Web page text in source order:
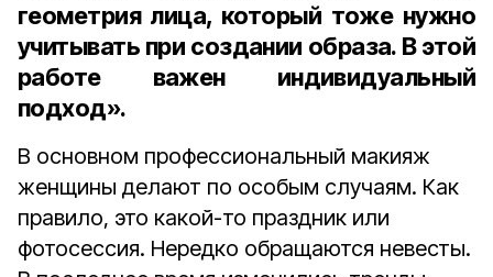
геометрия лица, который тоже нужно
учитывать при создании образа. В этой
работе важен индивидуальный
подход».
В основном профессиональный макияж
женщины делают по особым случаям. Как
правило, это какой-то праздник или
фотосессия. Нередко обращаются невесты.